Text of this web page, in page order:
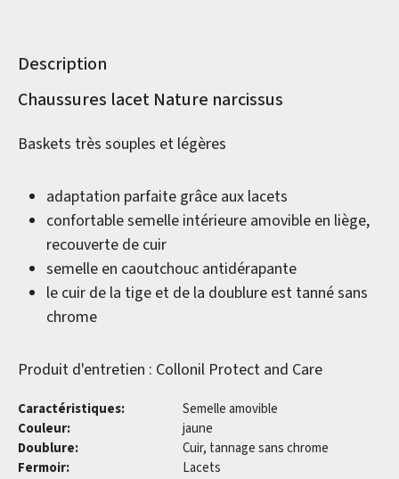
Description
Informations sur le produit
Chaussures lacet Nature narcissus
Baskets très souples et légères
adaptation parfaite grâce aux lacets
confortable semelle intérieure amovible en liège,
recouverte de cuir
semelle en caoutchouc antidérapante
le cuir de la tige et de la doublure est tanné sans
chrome
Produit d'entretien : Collonil Protect and Care
Caractéristiques:
Semelle amovible
Couleur:
jaune
Doublure:
Cuir, tannage sans chrome
Fermoir:
Lacets